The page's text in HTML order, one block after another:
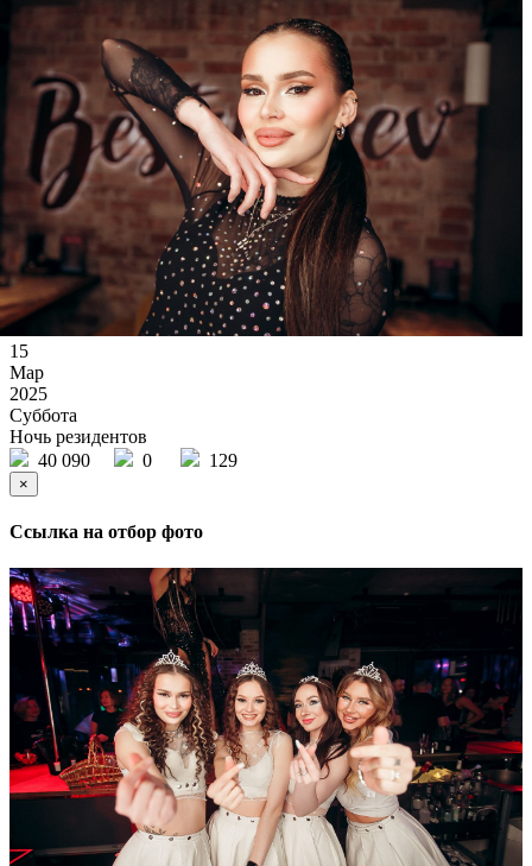
15
Мар
2025
Суббота
Ночь резидентов
40 090
0 129
×
Ссылка на отбор фото